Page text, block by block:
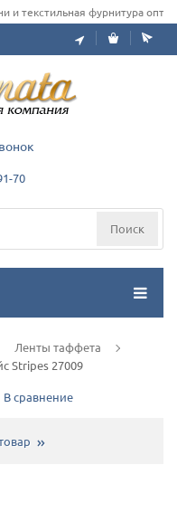
и текстильная фурнитура
70
Поиск
Ленты таффета
Stripes 27009
сравнение